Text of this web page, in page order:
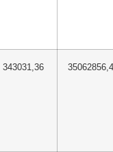
343031,36